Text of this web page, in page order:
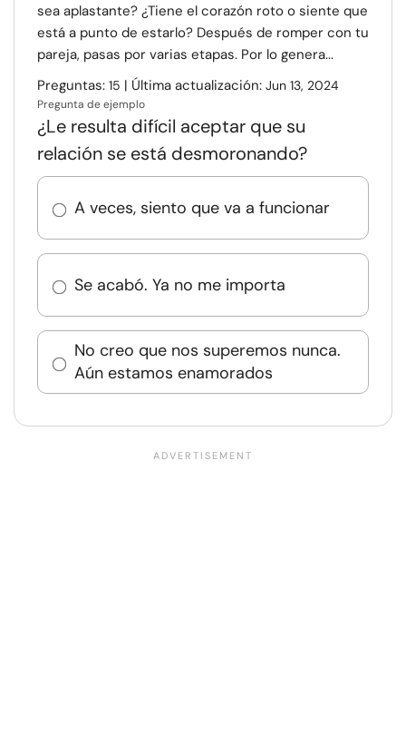
sea aplastante? ¿Tiene el corazón roto o siente que
está a punto de estarlo? Después de romper con tu
pareja, pasas por varias etapas. Por lo genera...
Preguntas: 15 | Última actualización: Jun 13, 2024
Pregunta de ejemplo
¿Le resulta difícil aceptar que su
relación se está desmoronando?
A veces, siento que va a funcionar
Se acabó. Ya no me importa
No creo que nos superemos nunca.
Aún estamos enamorados